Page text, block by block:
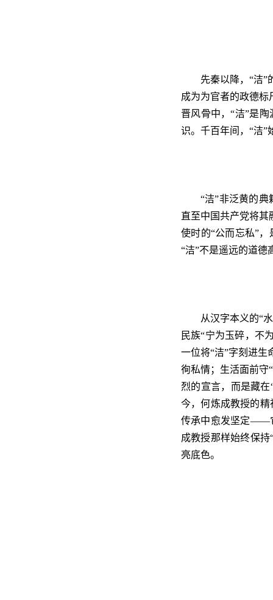
先秦以降，“洁”
成为为官者的政德标
晋风骨中，“洁”是
识。千百年间，“洁”
“洁”非泛黄的
直至中国共产党将其
使时的“公而忘私”
“洁”不是遥远的道德
从汉字本义的“
民族“宁为玉碎，不
一位将“洁”字刻进生
徇私情；生活面前守
烈的宣言，而是藏
今，何炼成教授的
传承中愈发坚定——
成教授那样始终保
亮底色。